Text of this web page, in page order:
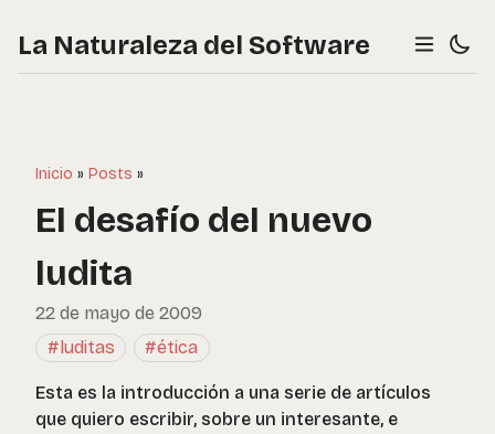
La Naturaleza del Software
Inicio » Posts »
El desafío del nuevo
ludita
22 de mayo de 2009
#luditas
#ética
Esta es la introducción a una serie de artículos
que quiero escribir, sobre un interesante, e